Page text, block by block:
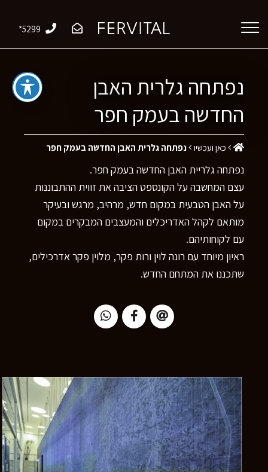
*5299
נפתחה גלרית האבן
החדשה בעמק חפר
כאן ועכשיו נפתחה גלרית האבן החדשה בעמק חפר
נפתחה גלריית האבן החדשה בעמק חפר.
עצם המחשבה על הקונספט הציבה את זווית ההתבוננות
על האבן הטבעית במקום חדש, מרהיב, מרגש ובעיקר
מותאם לקהל האדריכלים והמעצבים המבקרים במקום
עם לקוחותיהם.
ראיון מיוחד עם רונה לוין ורות פקר, מלוין פקר אדרכילים,
שתכננו את המתחם החדש.